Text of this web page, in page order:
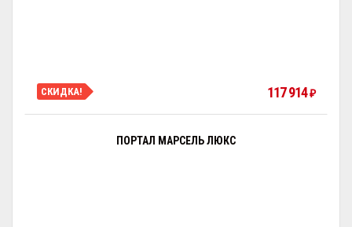
СКИДКА! 117 914₽
ПОРТАЛ МАРСЕЛЬ ЛЮКС